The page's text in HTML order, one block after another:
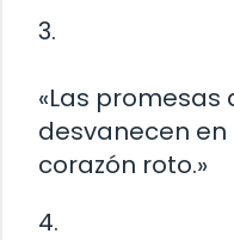
3.
«Las promesas
desvanecen
corazón roto.»
4.